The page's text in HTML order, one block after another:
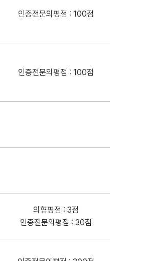
인증전문의평점 : 100점
인증전문의평점 : 100점
의협평점 : 3점
인증전문의평점 : 30점